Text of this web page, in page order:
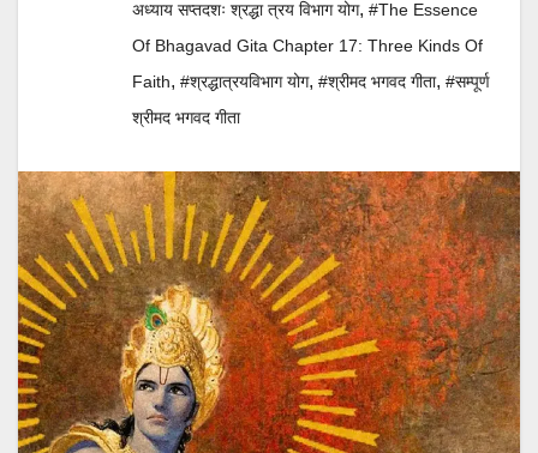
अध्याय सप्तदशः श्रद्धा त्रय विभाग योग, #The Essence
Of Bhagavad Gita Chapter 17: Three Kinds Of
Faith, #श्रद्धात्रयविभाग योग, #श्रीमद भगवद गीता, #सम्पूर्ण
श्रीमद भगवद गीता